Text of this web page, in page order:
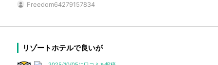
Freedom64279157834
リゾートホテルで良いが